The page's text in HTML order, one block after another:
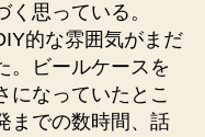
思っている。
的な雰囲気がまだ
。ビールケースを
になっていたとこ
までの数時間、話